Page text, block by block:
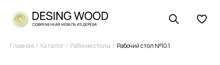
Главная Каталог Рабочие столы Рабочий стол №10.1